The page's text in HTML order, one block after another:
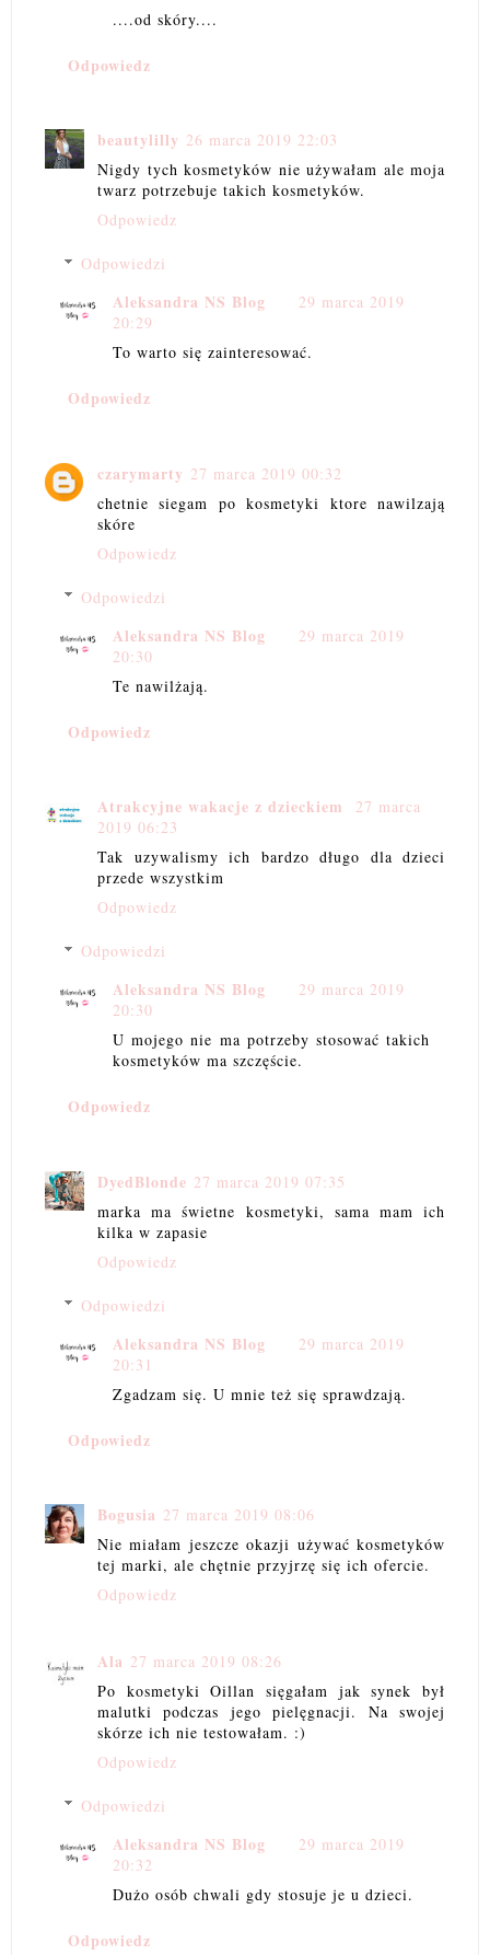
....od skóry....
Odpowiedz
beautylilly 26 marca 2019 22:03
Nigdy tych kosmetyków nie używałam ale moja
twarz potrzebuje takich kosmetyków.
Odpowiedz
Odpowiedzi
Aleksandra NS Blog
29 marca 2019
20:29
To warto się zainteresować.
Odpowiedz
czarymarty 27 marca 2019 00:32
chetnie siegam po kosmetyki ktore nawilzają
skóre
Odpowiedz
Odpowiedzi
Aleksandra NS Blog
29 marca 2019
20:30
Te nawilżają.
Odpowiedz
Atrakcyjne wakacje z dzieckiem
27 marca
2019 06:23
Tak uzywalismy ich bardzo długo dla dzieci
przede wszystkim
Odpowiedz
Odpowiedzi
Aleksandra NS Blog
29 marca 2019
20:30
U mojego nie ma potrzeby stosować takich
kosmetyków ma szczęście.
Odpowiedz
DyedBlonde 27 marca 2019 07:35
marka ma świetne kosmetyki, sama mam ich
kilka w zapasie
Odpowiedz
Odpowiedzi
Aleksandra NS Blog
29 marca 2019
20:31
Zgadzam się. U mnie też się sprawdzają.
Odpowiedz
Bogusia 27 marca 2019 08:06
Nie miałam jeszcze okazji używać kosmetyków
tej marki, ale chętnie przyjrzę się ich ofercie.
Odpowiedz
Ala 27 marca 2019 08:26
Po kosmetyki Oillan sięgałam jak synek był
malutki podczas jego pielęgnacji. Na swojej
skórze ich nie testowałam. :)
Odpowiedz
Odpowiedzi
Aleksandra NS Blog
29 marca 2019
20:32
Dużo osób chwali gdy stosuje je u dzieci.
Odpowiedz